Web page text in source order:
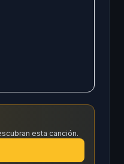
esta canción.